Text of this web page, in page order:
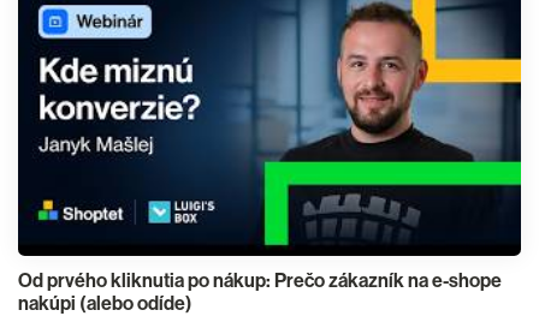
Od prvého kliknutia po nákup: Prečo zákazník na e-shope
nakúpi (alebo odíde)